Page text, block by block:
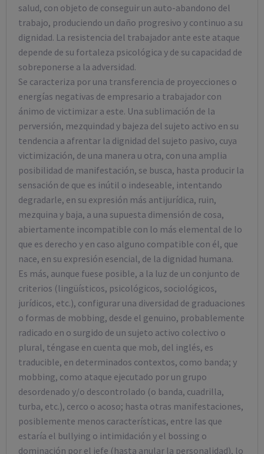
salud, con objeto de conseguir un auto-abandono del
trabajo, produciendo un daño progresivo y continuo a su
dignidad. La resistencia del trabajador ante este ataque
depende de su fortaleza psicológica y de su capacidad de
sobreponerse a la adversidad.
Se caracteriza por una transferencia de proyecciones o
energías negativas de empresario a trabajador con
ánimo de victimizar a este. Una sublimación de la
perversión, mezquindad y bajeza del sujeto activo en su
tendencia a afrentar la dignidad del sujeto pasivo, cuya
victimización, de una manera u otra, con una amplia
posibilidad de manifestación, se busca, hasta producir la
sensación de que es inútil o indeseable, intentando
degradarle, en su expresión más antijurídica, ruin,
mezquina y baja, a una supuesta dimensión de cosa,
abiertamente incompatible con lo más elemental de lo
que es derecho y en caso alguno compatible con él, que
nace, en su expresión esencial, de la dignidad humana.
Es más, aunque fuese posible, a la luz de un conjunto de
criterios (lingüísticos, psicológicos, sociológicos,
jurídicos, etc.), configurar una diversidad de graduaciones
o formas de mobbing, desde el genuino, probablemente
radicado en o surgido de un sujeto activo colectivo o
plural, téngase en cuenta que mob, del inglés, es
traducible, en determinados contextos, como banda; y
mobbing, como ataque ejecutado por un grupo
desordenado y/o descontrolado (o banda, cuadrilla,
turba, etc.), cerco o acoso; hasta otras manifestaciones,
posiblemente menos características, entre las que
estaría el bullying o intimidación y el bossing o
dominación por el jefe (hasta anular la personalidad), lo